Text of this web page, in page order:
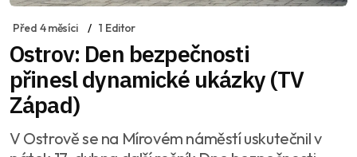
Před 4 měsíci 1 Editor
Ostrov: Den bezpečnosti
přinesl dynamické ukázky (TV
Západ)
V Ostrově se na Mírovém náměstí uskutečnil v